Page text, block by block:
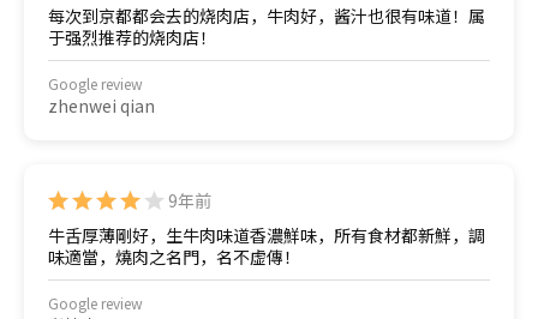
每次到京都都会去的烧肉店，牛肉好，酱汁也很有味道！属
于强烈推荐的烧肉店！
Google review
zhenwei qian
9年前
牛舌厚薄剛好，生牛肉味道香濃鮮味，所有食材都新鮮，調
味適當，燒肉之名門，名不虚傳！
Google review